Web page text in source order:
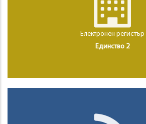
Електронен регистър
Единство 2